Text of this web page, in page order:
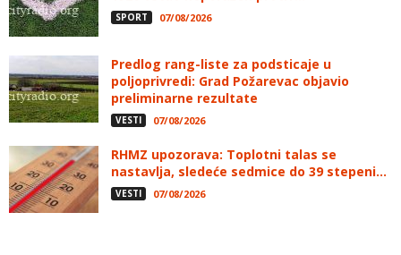
SPORT 07/08/2026
Predlog rang-liste za podsticaje u
poljoprivredi: Grad Požarevac objavio
preliminarne rezultate
VESTI 07/08/2026
RHMZ upozorava: Toplotni talas se
nastavlja, sledeće sedmice do 39 stepeni...
VESTI 07/08/2026